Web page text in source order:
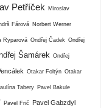
Petříček Miroslav
Fárová Norbert Werner
Ryparová Ondřej Čadek Ondřej
Šamárek Ondřej
Otakar Foltýn Otakar
Tabery Pavel Bakule
Pavel Frič Pavel Gabzdyl